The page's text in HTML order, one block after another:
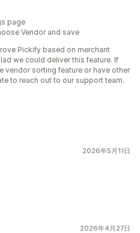
page
Vendor and save
Pickify based on merchant
we could deliver this feature. If
vendor sorting feature or have other
to reach out to our support team.
2026年5月11日
2026年4月27日